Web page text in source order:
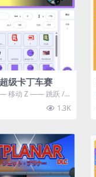
级卡丁车赛
移动 Z —— 跳跃 /
1.3K